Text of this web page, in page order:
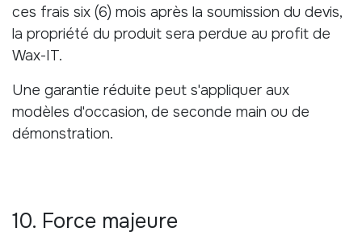
ces frais six (6) mois après la soumission du devis,
la propriété du produit sera perdue au profit de
Wax-IT.
Une garantie réduite peut s'appliquer aux
modèles d'occasion, de seconde main ou de
démonstration.
10. Force majeure